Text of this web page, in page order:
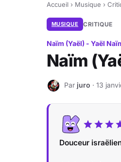
Accueil › Musique ›
MUSIQUE CRITIQUE
Naïm (Yaël) - Yaël
Naïm
J Par juro · 13
Douceur